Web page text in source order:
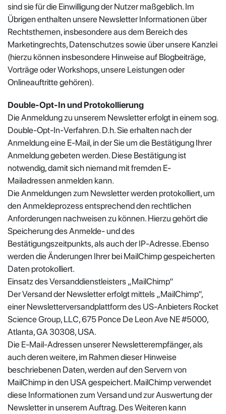
sind sie für die Einwilligung der Nutzer maßgeblich. Im
Übrigen enthalten unsere Newsletter Informationen über
Rechtsthemen, insbesondere aus dem Bereich des
Marketingrechts, Datenschutzes sowie über unsere Kanzlei
(hierzu können insbesondere Hinweise auf Blogbeiträge,
Vorträge oder Workshops, unsere Leistungen oder
Onlineauftritte gehören).
Double-Opt-In und Protokollierung
Die Anmeldung zu unserem Newsletter erfolgt in einem sog.
Double-Opt-In-Verfahren. D.h. Sie erhalten nach der
Anmeldung eine E-Mail, in der Sie um die Bestätigung Ihrer
Anmeldung gebeten werden. Diese Bestätigung ist
notwendig, damit sich niemand mit fremden E-
Mailadressen anmelden kann.
Die Anmeldungen zum Newsletter werden protokolliert, um
den Anmeldeprozess entsprechend den rechtlichen
Anforderungen nachweisen zu können. Hierzu gehört die
Speicherung des Anmelde- und des
Bestätigungszeitpunkts, als auch der IP-Adresse. Ebenso
werden die Änderungen Ihrer bei MailChimp gespeicherten
Daten protokolliert.
Einsatz des Versanddienstleisters „MailChimp“
Der Versand der Newsletter erfolgt mittels „MailChimp“,
einer Newsletterversandplattform des US-Anbieters Rocket
Science Group, LLC, 675 Ponce De Leon Ave NE #5000,
Atlanta, GA 30308, USA.
Die E-Mail-Adressen unserer Newsletterempfänger, als
auch deren weitere, im Rahmen dieser Hinweise
beschriebenen Daten, werden auf den Servern von
MailChimp in den USA gespeichert. MailChimp verwendet
diese Informationen zum Versand und zur Auswertung der
Newsletter in unserem Auftrag. Des Weiteren kann